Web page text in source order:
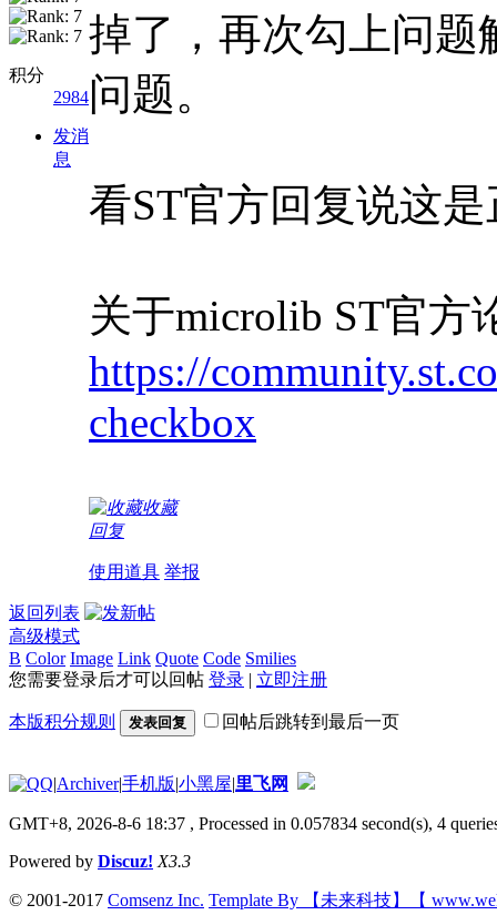
积分
2984
发消
息
掉了，再次勾上问题
问题。
看ST官方回复说这
关于microlib ST官方
https://
checkbox
收藏
回复
使用道具 举报
返回列表
高级模式
B Color Image Link Quote Code Smilies
您需要登录后才可以回帖 登录 | 立即注册
本版积分规则 发表回复 回帖后跳转到最后一页
|Archiver|手机版|小黑屋|里飞网
GMT+8, 2026-8-6 18:37 , Processed in 0.057834 second(s), 4
Powered by Discuz! X3.3
© 2001-2017 Comsenz Inc. Template By 【未来科技】【